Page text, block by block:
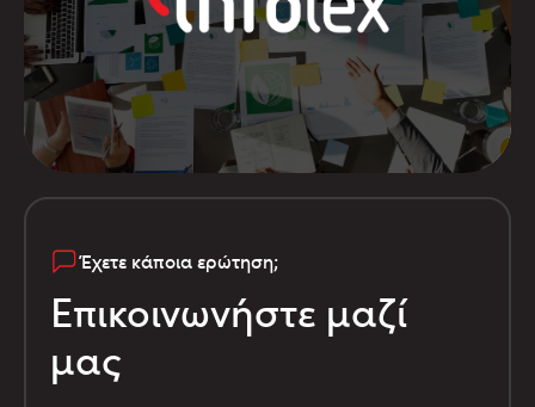
Έχετε κάποια ερώτηση;
Επικοινωνήστε μαζί
μας